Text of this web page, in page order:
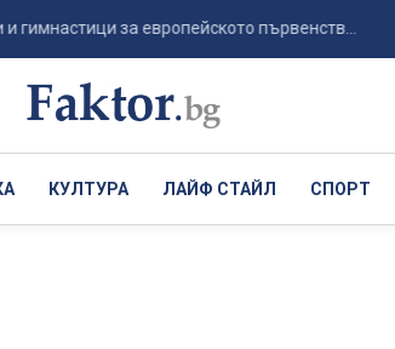
за европейското първенств...
КУЛТУРА ЛАЙФ СТАЙЛ СПОРТ